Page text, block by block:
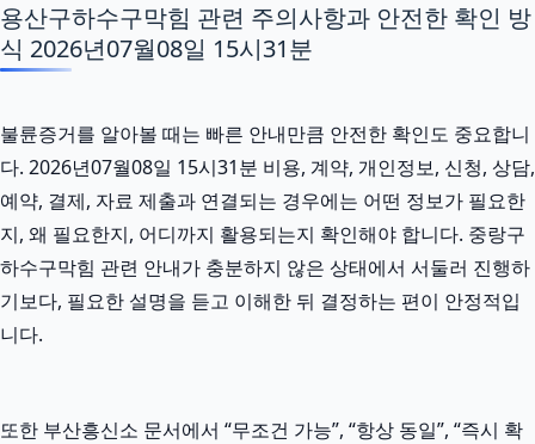
용산구하수구막힘 관련 주의사항과 안전한 확인 방
식 2026년07월08일 15시31분
불륜증거를 알아볼 때는 빠른 안내만큼 안전한 확인도 중요합니
다. 2026년07월08일 15시31분 비용, 계약, 개인정보, 신청, 상담,
예약, 결제, 자료 제출과 연결되는 경우에는 어떤 정보가 필요한
지, 왜 필요한지, 어디까지 활용되는지 확인해야 합니다. 중랑구
하수구막힘 관련 안내가 충분하지 않은 상태에서 서둘러 진행하
기보다, 필요한 설명을 듣고 이해한 뒤 결정하는 편이 안정적입
니다.
또한 부산흥신소 문서에서 “무조건 가능”, “항상 동일”, “즉시 확